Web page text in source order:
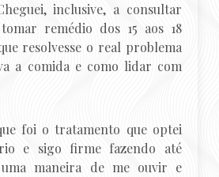
inclusive, a consultar
remédio dos 15 aos 18
resolvesse o real problema
a comida e como lidar com
foi o tratamento que optei
e sigo firme fazendo até
maneira de me ouvir e